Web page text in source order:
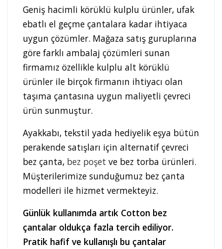
Geniş hacimli körüklü kulplu ürünler, ufak
ebatlı el geçme çantalara kadar ihtiyaca
uygun çözümler. Mağaza satış guruplarına
göre farklı ambalaj çözümleri sunan
firmamız özellikle kulplu alt körüklü
ürünler ile birçok firmanın ihtiyacı olan
taşıma çantasına uygun maliyetli çevreci
ürün sunmuştur.
Ayakkabı, tekstil yada hediyelik eşya bütün
perakende satışları için alternatif çevreci
bez çanta, bez poşet ve bez torba ürünleri.
Müşterilerimize sunduğumuz bez çanta
modelleri ile hizmet vermekteyiz.
Günlük kullanımda artık Cotton bez
çantalar oldukça fazla tercih ediliyor.
Pratik hafif ve kullanışlı bu çantalar